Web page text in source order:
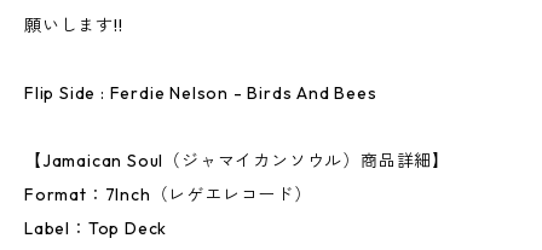
願いします!!
Flip Side : Ferdie Nelson - Birds And Bees
【Jamaican Soul（ジャマイカンソウル）商品詳細】
Format：7Inch（レゲエレコード）
Label：Top Deck